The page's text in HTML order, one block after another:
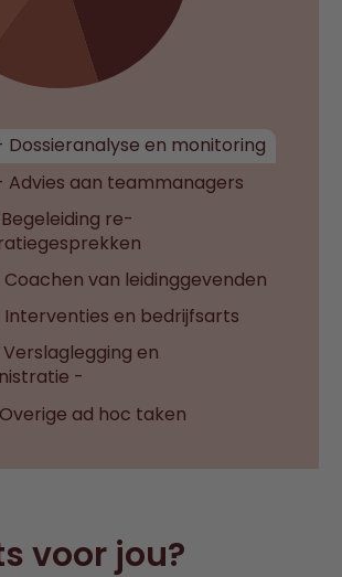
Dossieranalyse en monitoring
Advies aan teammanagers
Begeleiding re-
Coachen van leidinggevenden
Interventies en bedrijfsarts
Verslaglegging en
-
ad hoc taken
voor jou?